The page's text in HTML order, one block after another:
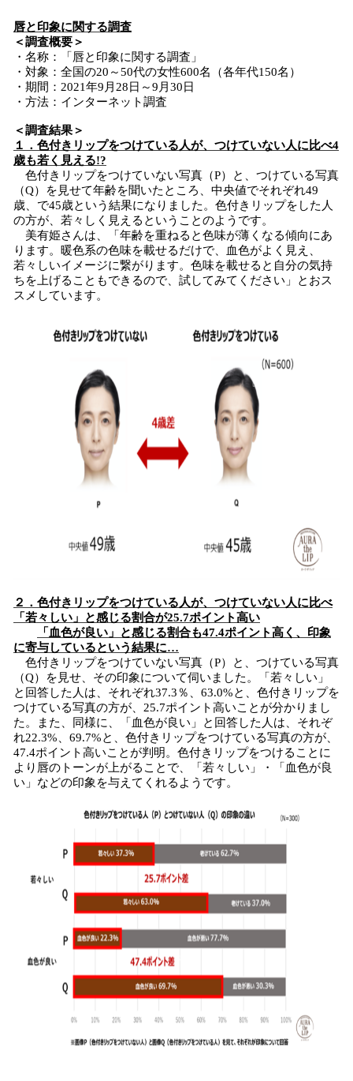
唇と印象に関する調査
＜調査概要＞
・名称：「唇と印象に関する調査」
・対象：全国の20～50代の女性600名（各年代150名）
・期間：2021年9月28日～9月30日
・方法：インターネット調査
＜調査結果＞
１．色付きリップをつけている人が、つけていない人に比べ4
歳も若く見える!?
色付きリップをつけていない写真（P）と、つけている写真
（Q）を見せて年齢を聞いたところ、中央値でそれぞれ49
歳、で45歳という結果になりました。色付きリップをした人
の方が、若々しく見えるということのようです。
美有姫さんは、「年齢を重ねると色味が薄くなる傾向にあ
ります。暖色系の色味を載せるだけで、血色がよく見え、
若々しいイメージに繋がります。色味を載せると自分の気持
ちを上げることもできるので、試してみてください」とおス
スメしています。
２．色付きリップをつけている人が、つけていない人に比べ
「若々しい」と感じる割合が25.7ポイント高い
「血色が良い」と感じる割合も47.4ポイント高く、印象
に寄与しているという結果に…
色付きリップをつけていない写真（P）と、つけている写真
（Q）を見せ、その印象について伺いました。「若々しい」
と回答した人は、それぞれ37.3％、63.0%と、色付きリップを
つけている写真の方が、25.7ポイント高いことが分かりまし
た。また、同様に、「血色が良い」と回答した人は、それぞ
れ22.3%、69.7%と、色付きリップをつけている写真の方が、
47.4ポイント高いことが判明。色付きリップをつけることに
より唇のトーンが上がることで、「若々しい」・「血色が良
い」などの印象を与えてくれるようです。